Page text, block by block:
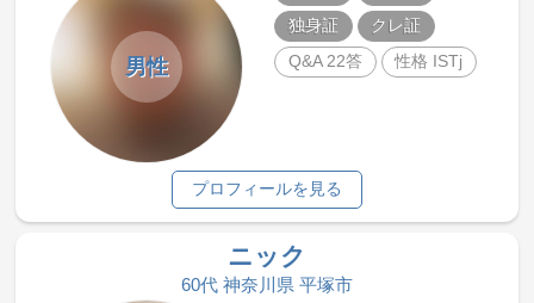
男性
独身証
クレ証
Q&A 22答
性格 ISTj
プロフィールを見る
ニック
60代 神奈川県 平塚市